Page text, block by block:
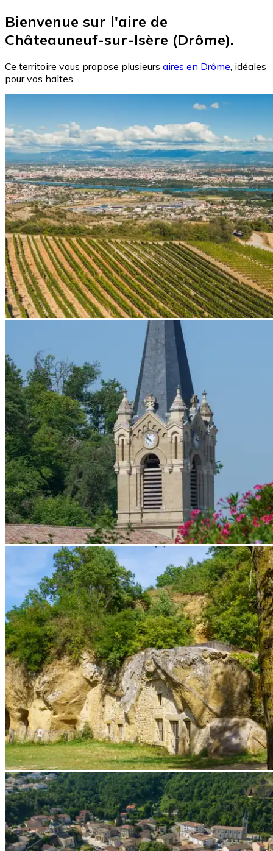
Bienvenue sur l'aire de
Châteauneuf-sur-Isère (Drôme).
Ce territoire vous propose plusieurs aires en Drôme, idéales
pour vos haltes.